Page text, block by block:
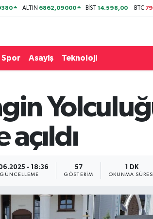
ALTIN 6862,09000 BİST14.598,00 BTC
Spor Asayiş Teknoloji
- 18:36
GÜNCELLEME
57
GÖSTERIM
1 DK
OKUNMA SÜRESI